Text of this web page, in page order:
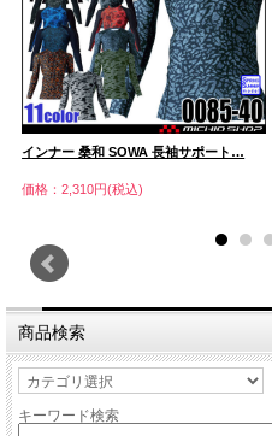
インナー 桑和 SOWA 長袖サポート…
価格：2,310円(税込)
商品検索
キーワード検索